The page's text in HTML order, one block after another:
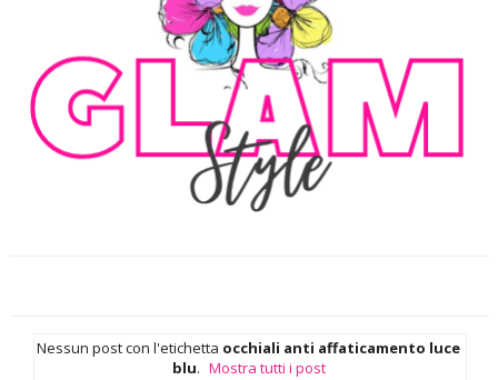
Nessun post con l'etichetta occhiali anti affaticamento luce
blu. Mostra tutti i post